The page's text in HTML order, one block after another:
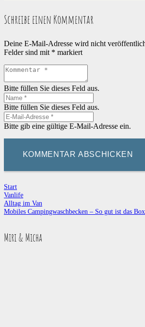
Schreibe einen Kommentar
Deine E-Mail-Adresse wird nicht
Felder sind mit * markiert
Bitte füllen Sie dieses Feld aus.
Bitte füllen Sie dieses Feld aus.
Bitte gib eine gültige E-Mail-Adresse ein.
KOMMENTAR ABSCHICKEN
Start
Vanlife
Alltag im Van
Mobiles Campingwaschbecken – So gut ist das
Miri & Micha